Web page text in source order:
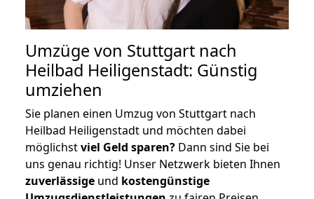
Umzüge von Stuttgart nach
Heilbad Heiligenstadt: Günstig
umziehen
Sie planen einen Umzug von Stuttgart nach
Heilbad Heiligenstadt und möchten dabei
möglichstviel Geld sparen? Dann sind Sie bei
uns genau richtig! Unser Netzwerk bieten Ihnen
zuverlässige und kostengünstige